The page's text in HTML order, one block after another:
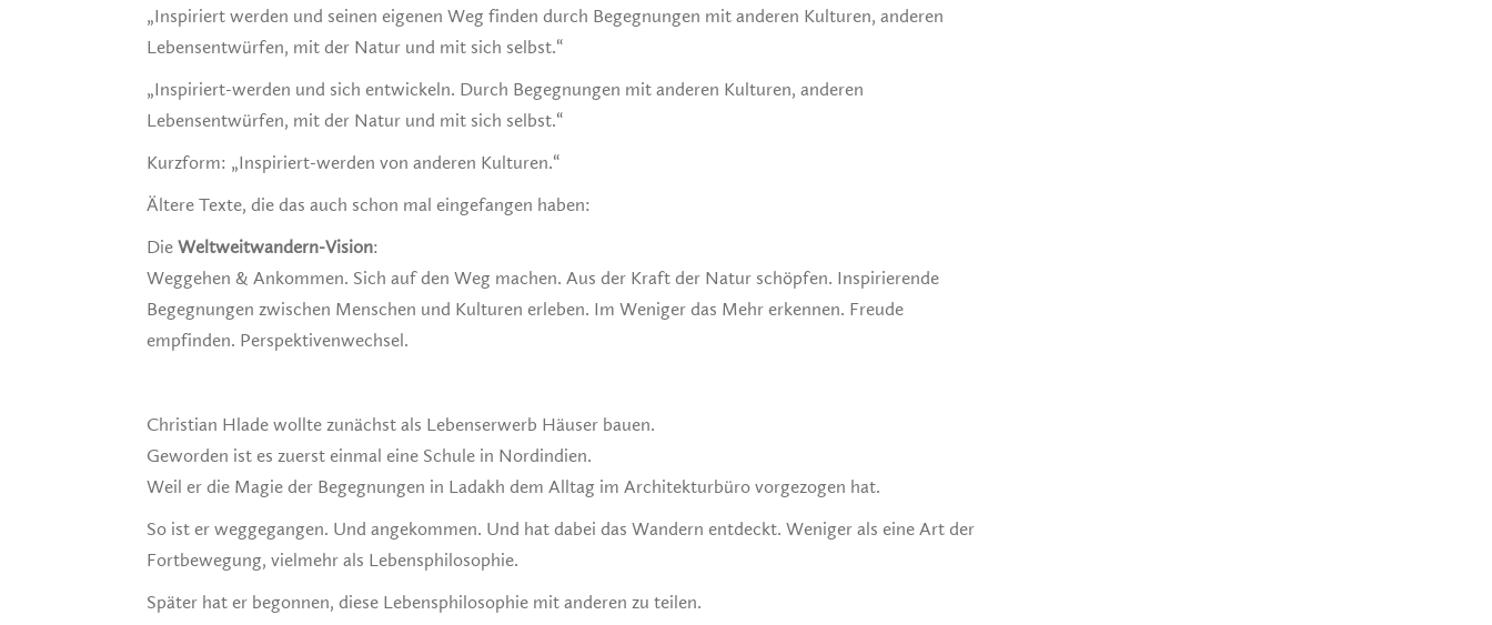
„Inspiriert werden und seinen eigenen Weg finden durch Begegnungen mit anderen Kulturen, anderen
Lebensentwürfen, mit der Natur und mit sich selbst.“
„Inspiriert-werden und sich entwickeln. Durch Begegnungen mit anderen Kulturen, anderen
Lebensentwürfen, mit der Natur und mit sich selbst.“
Kurzform: „Inspiriert-werden von anderen Kulturen.“
Ältere Texte, die das auch schon mal eingefangen haben:
Die Weltweitwandern-Vision:
Weggehen & Ankommen. Sich auf den Weg machen. Aus der Kraft der Natur schöpfen. Inspirierende
Begegnungen zwischen Menschen und Kulturen erleben. Im Weniger das Mehr erkennen. Freude
empfinden. Perspektivenwechsel.
Christian Hlade wollte zunächst als Lebenserwerb Häuser bauen.
Geworden ist es zuerst einmal eine Schule in Nordindien.
Weil er die Magie der Begegnungen in Ladakh dem Alltag im Architekturbüro vorgezogen hat.
So ist er weggegangen. Und angekommen. Und hat dabei das Wandern entdeckt. Weniger als eine Art der
Fortbewegung, vielmehr als Lebensphilosophie.
Später hat er begonnen, diese Lebensphilosophie mit anderen zu teilen.